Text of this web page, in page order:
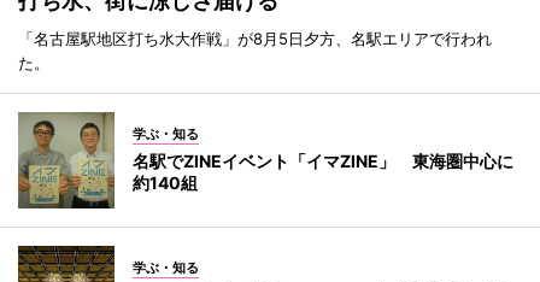
「名古屋駅地区打ち水大作戦」が8月5日夕方、名駅エリアで行われ
た。
学ぶ・知る
名駅でZINEイベント「イマZINE」 東海圏中心に
約140組
学ぶ・知る